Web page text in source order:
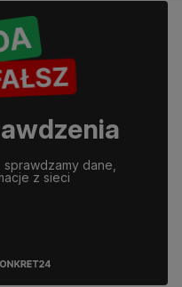
dane,
z sieci